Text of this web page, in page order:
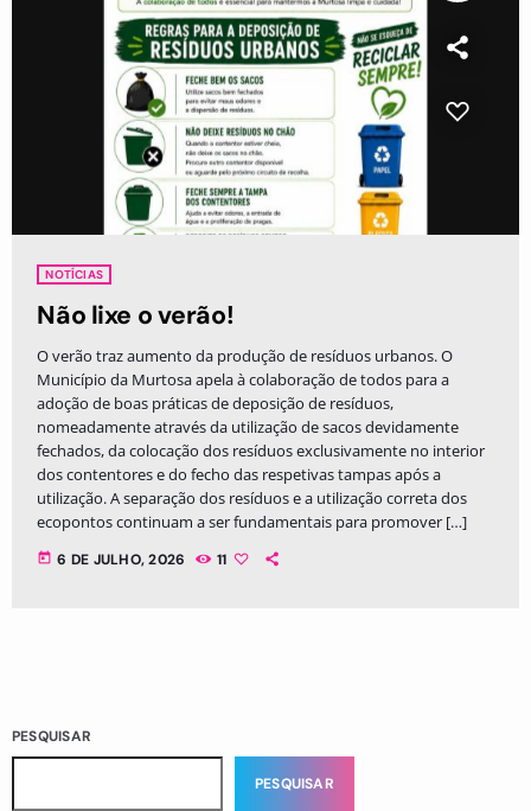
NOTÍCIAS
Não lixe o verão!
O verão traz aumento da produção de resíduos urbanos. O
Município da Murtosa apela à colaboração de todos para a
adoção de boas práticas de deposição de resíduos,
nomeadamente através da utilização de sacos devidamente
fechados, da colocação dos resíduos exclusivamente no interior
dos contentores e do fecho das respetivas tampas após a
utilização. A separação dos resíduos e a utilização correta dos
ecopontos continuam a ser fundamentais para promover […]
today 6 DE JULHO, 2026 11
PESQUISAR
PESQUISAR